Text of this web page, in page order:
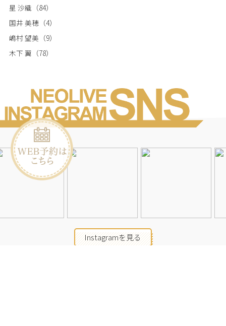
星 沙織 （84）
国井 美穂 （4）
嶋村 望美 （9）
木下 翼 （78）
Instagramを見る